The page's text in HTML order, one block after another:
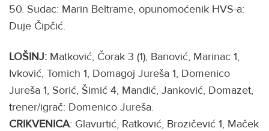
50. Sudac: Marin Beltrame, opunomoćenik HVS-a:
Duje Čipčić.
LOŠINJ: Matković, Čorak 3 (1), Banović, Marinac 1,
Ivković, Tomich 1, Domagoj Jureša 1, Domenico
Jureša 1, Sorić, Šimić 4, Mandić, Janković, Domazet,
trener/igrač: Domenico Jureša.
CRIKVENICA: Glavurtić, Ratković, Brozičević 1, Maček